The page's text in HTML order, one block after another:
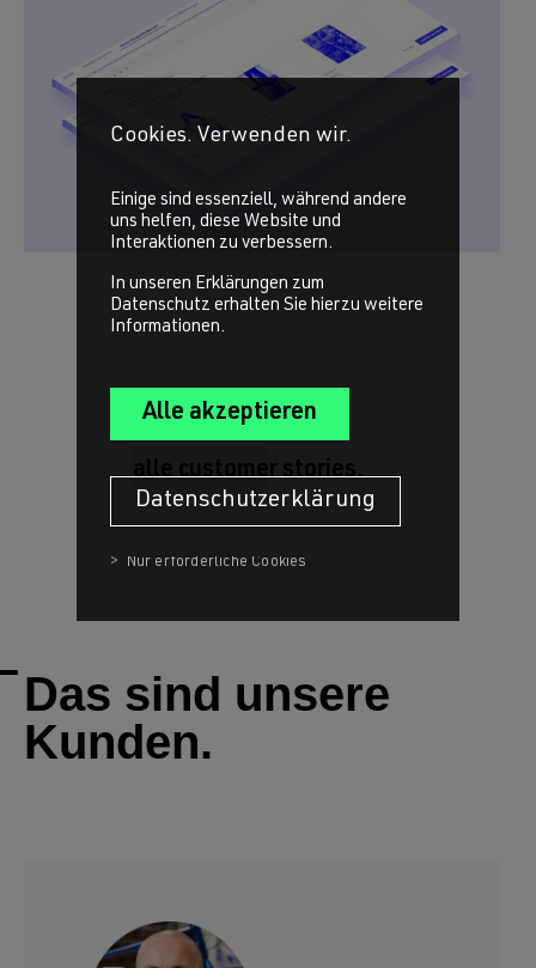
alle customer stories.
Das sind unsere
Kunden.
Cookies. Verwenden wir.
Einige sind essenziell, während andere
uns helfen, diese Website und
Interaktionen zu verbessern.
In unseren Erklärungen zum
Datenschutz erhalten Sie hierzu weitere
Informationen.
Datenschutzerklärung